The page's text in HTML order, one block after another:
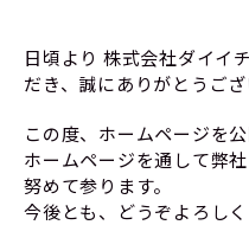
日頃より 株式会社ダイイ
だき、誠にありがとうござ
この度、ホームページを
ホームページを通して弊
努めて参ります。
今後とも、どうぞよろし